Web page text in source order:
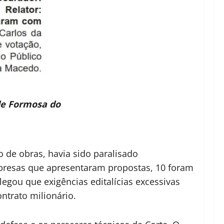
Formosa do
de obras, havia sido paralisado
que apresentaram propostas, 10 foram
que exigências editalícias excessivas
milionário.